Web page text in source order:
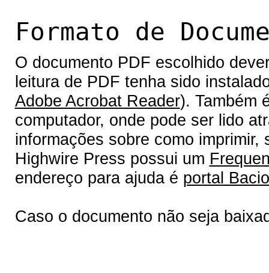
Formato de
O documento PDF escolhido
leitura de PDF tenha sido
Adobe Acrobat Reader). Também
computador, onde pode ser lido
informações sobre como
Highwire Press possui um
endereço para ajuda é portal
Caso o documento não seja